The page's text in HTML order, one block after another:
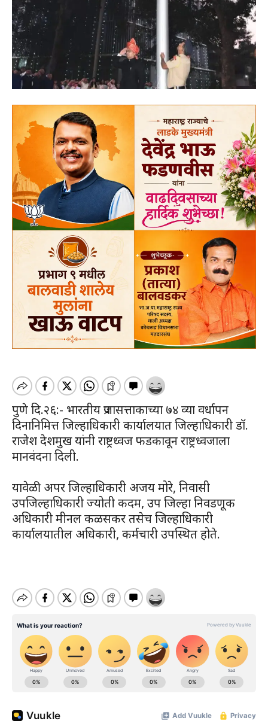
पुणे दि.२६:- भारतीय प्रजासत्ताकाच्या ७४ व्या वर्धापन
दिनानिमित्त जिल्हाधिकारी कार्यालयात जिल्हाधिकारी डॉ.
राजेश देशमुख यांनी राष्ट्रध्वज फडकावून राष्ट्रध्वजाला
मानवंदना दिली.
यावेळी अपर जिल्हाधिकारी अजय मोरे, निवासी
उपजिल्हाधिकारी ज्योती कदम, उप जिल्हा निवडणूक
अधिकारी मीनल कळसकर तसेच जिल्हाधिकारी
कार्यालयातील अधिकारी, कर्मचारी उपस्थित होते.